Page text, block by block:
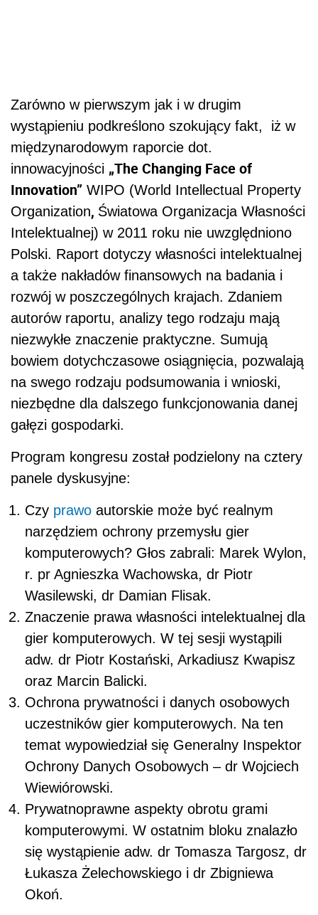
Zarówno w pierwszym jak i w drugim
wystąpieniu podkreślono szokujący fakt, iż w
międzynarodowym raporcie dot.
innowacyjności „The Changing Face of
Innovation” WIPO (World Intellectual Property
Organization, Światowa Organizacja Własności
Intelektualnej) w 2011 roku nie uwzględniono
Polski. Raport dotyczy własności intelektualnej
a także nakładów finansowych na badania i
rozwój w poszczególnych krajach. Zdaniem
autorów raportu, analizy tego rodzaju mają
niezwykłe znaczenie praktyczne. Sumują
bowiem dotychczasowe osiągnięcia, pozwalają
na swego rodzaju podsumowania i wnioski,
niezbędne dla dalszego funkcjonowania danej
gałęzi gospodarki.
Program kongresu został podzielony na cztery
panele dyskusyjne:
Czy prawo autorskie może być realnym
narzędziem ochrony przemysłu gier
komputerowych? Głos zabrali: Marek Wylon,
r. pr Agnieszka Wachowska, dr Piotr
Wasilewski, dr Damian Flisak.
Znaczenie prawa własności intelektualnej dla
gier komputerowych. W tej sesji wystąpili
adw. dr Piotr Kostański, Arkadiusz Kwapisz
oraz Marcin Balicki.
Ochrona prywatności i danych osobowych
uczestników gier komputerowych. Na ten
temat wypowiedział się Generalny Inspektor
Ochrony Danych Osobowych – dr Wojciech
Wiewiórowski.
Prywatnoprawne aspekty obrotu grami
komputerowymi. W ostatnim bloku znalazło
się wystąpienie adw. dr Tomasza Targosz, dr
Łukasza Żelechowskiego i dr Zbigniewa
Okoń.